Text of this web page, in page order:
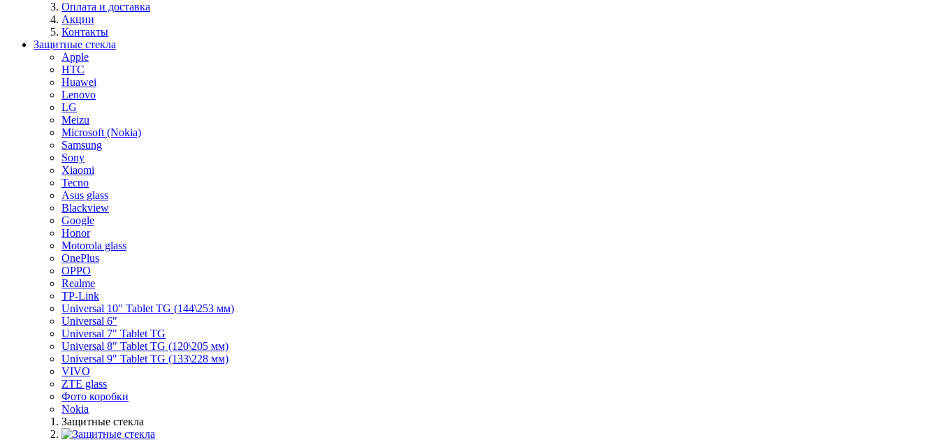
Оплата и доставка
Акции
Контакты
Защитные стекла
Apple
HTC
Huawei
Lenovo
LG
Meizu
Microsoft (Nokia)
Samsung
Sony
Xiaomi
Tecno
Asus glass
Blackview
Google
Honor
Motorola glass
OnePlus
OPPO
Realme
TP-Link
Universal 10" Tablet TG (144\253 мм)
Universal 6"
Universal 7" Tablet TG
Universal 8" Tablet TG (120\205 мм)
Universal 9" Tablet TG (133\228 мм)
VIVO
ZTE glass
Фото коробки
Nokia
Защитные стекла